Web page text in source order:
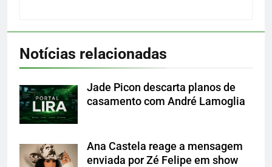
Notícias relacionadas
Jade Picon descarta planos de
casamento com André Lamoglia
Ana Castela reage a mensagem
enviada por Zé Felipe em show